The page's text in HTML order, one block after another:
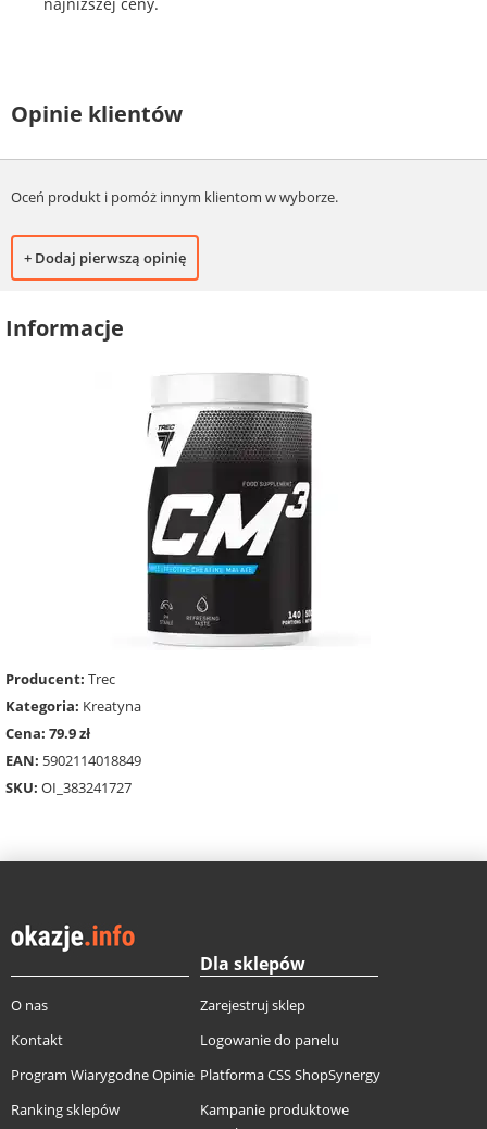
Opinie klientów
Oceń produkt i pomóż innym klientom w wyborze.
+ Dodaj pierwszą opinię
Informacje
Producent: Trec
Kategoria: Kreatyna
Cena: 79.9 zł
EAN: 5902114018849
SKU: OI_383241727
O nas
Kontakt
Program Wiarygodne Opinie
Ranking sklepów
Dla sklepów
Zarejestruj sklep
Logowanie do panelu
Platforma CSS ShopSynergy
Kampanie produktowe